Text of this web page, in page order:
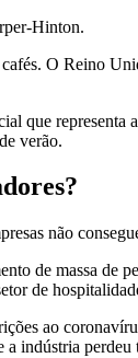
Hinton.
cafés. O Reino
que representa
verão.
não
de massa de
de
ao
indústria